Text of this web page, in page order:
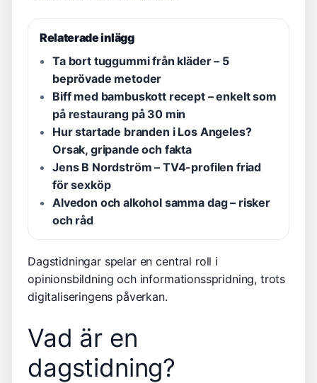
Relaterade inlägg
Ta bort tuggummi från kläder – 5
beprövade metoder
Biff med bambuskott recept – enkelt som
på restaurang på 30 min
Hur startade branden i Los Angeles?
Orsak, gripande och fakta
Jens B Nordström – TV4-profilen friad
för sexköp
Alvedon och alkohol samma dag – risker
och råd
Dagstidningar spelar en central roll i
opinionsbildning och informationsspridning, trots
digitaliseringens påverkan.
Vad är en
dagstidning?